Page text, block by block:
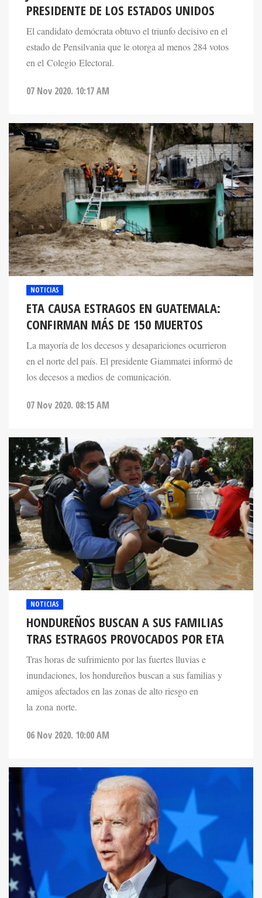
PRESIDENTE DE LOS ESTADOS UNIDOS
El candidato demócrata obtuvo el triunfo decisivo en el
estado de Pensilvania que le otorga al menos 284 votos
en el Colegio Electoral.
07 Nov 2020. 10:17 AM
NOTICIAS
ETA CAUSA ESTRAGOS EN GUATEMALA:
CONFIRMAN MÁS DE 150 MUERTOS
La mayoría de los decesos y desapariciones ocurrieron
en el norte del país. El presidente Giammatei informó de
los decesos a medios de comunicación.
07 Nov 2020. 08:15 AM
NOTICIAS
HONDUREÑOS BUSCAN A SUS FAMILIAS
TRAS ESTRAGOS PROVOCADOS POR ETA
Tras horas de sufrimiento por las fuertes lluvias e
inundaciones, los hondureños buscan a sus familias y
amigos afectados en las zonas de alto riesgo en
la zona norte.
06 Nov 2020. 10:00 AM